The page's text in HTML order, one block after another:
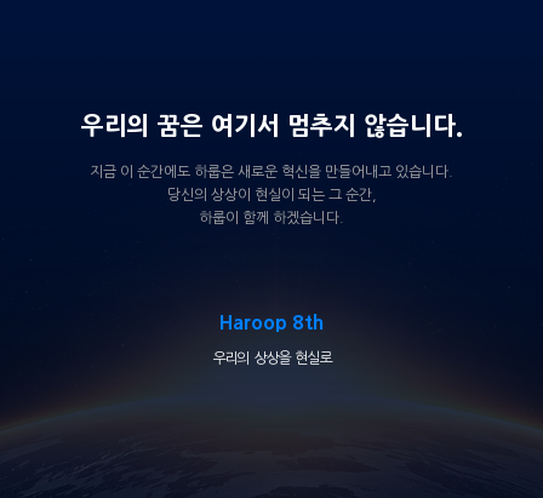
우리의 꿈은 여기서 멈추지 않습니다.
지금 이 순간에도 하룹은 새로운 혁신을 만들어내고 있습니다.
당신의 상상이 현실이 되는 그 순간,
하룹이 함께 하겠습니다.
Haroop 8th
우리의 상상을 현실로